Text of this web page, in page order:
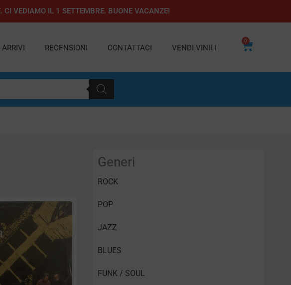
VEDIAMO IL 1 SETTEMBRE. BUONE VACANZE!
RECENSIONI CONTATTACI VENDI VINILI
0
Carrello
Generi
ROCK
POP
JAZZ
BLUES
FUNK / SOUL